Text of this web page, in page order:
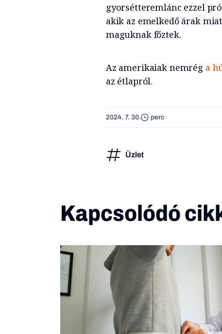
gyorsétteremlánc ezzel
akik az emelkedő árak
maguknak főztek.
Az amerikaiak nemrég a
az étlapról.
2024. 7. 30. perc
Üzlet
Kapcsolódó